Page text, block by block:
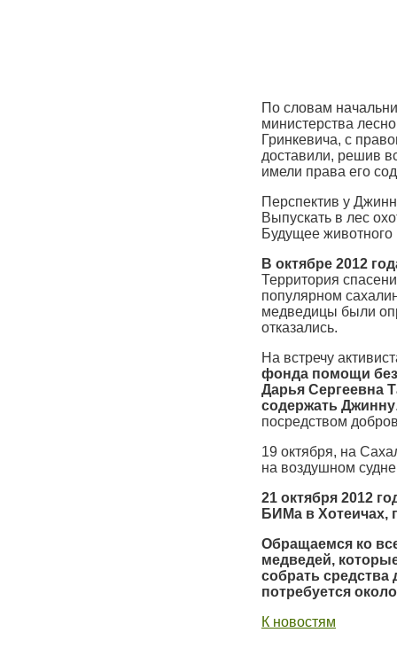
По словам
министерства
Гринкевича, с
доставили, решив
имели права его
Перспектив у
Выпускать в лес
Будущее
В октябре 2012
Территория
популярном
медведицы были
отказались.
На встречу
фонда помощи
Дарья Сергеевна
содержать Джинну
посредством
19 октября, на
на воздушном
21 октября 2012
БИМа в Хотеичах,
Обращаемся ко
медведей,
собрать
потребуется
К новостям